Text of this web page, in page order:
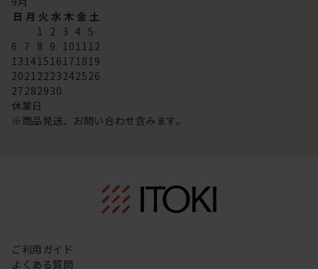
日 月 火 水 木 金 土
1 2 3 4 5
6 7 8 9 101112
13141516171819
20212223242526
27282930
休業日
※商品発送、お問い合わせ含みます。
ご利用ガイド
よくある質問